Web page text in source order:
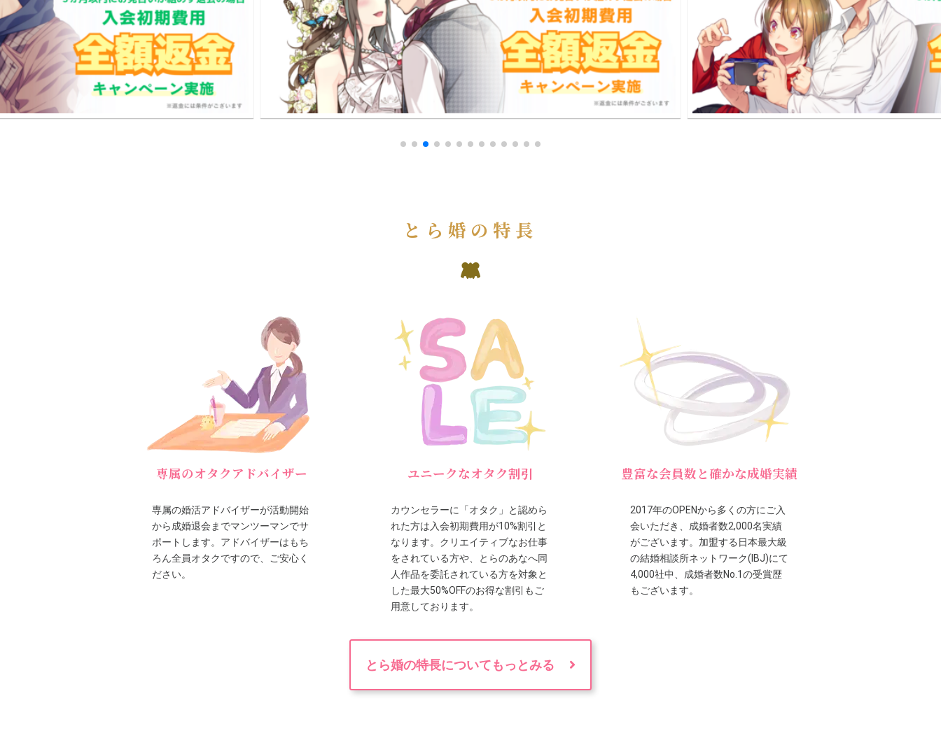
とら婚の特長
専属のオタクアドバイザー
専属の婚活アドバイザーが活動開始
から成婚退会までマンツーマンでサ
ポートします。アドバイザーはもち
ろん全員オタクですので、ご安心く
ださい。
ユニークなオタク割引
カウンセラーに「オタク」と認めら
れた方は入会初期費用が10%割引と
なります。クリエイティブなお仕事
をされている方や、とらのあなへ同
人作品を委託されている方を対象と
した最大50%OFFのお得な割引もご
用意しております。
豊富な会員数と確かな成婚実績
2017年のOPENから多くの方にご入
会いただき、成婚者数2,000名実績
がございます。加盟する日本最大級
の結婚相談所ネットワーク(IBJ)にて
4,000社中、成婚者数No.1の受賞歴
もございます。
とら婚の特長についてもっとみる